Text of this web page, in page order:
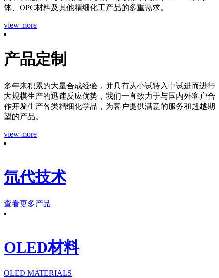
体、OPC材料及其他精细化工产品的多重需求。
view more
产品定制
多年来积累的大量合成经验，并具有从小试转入中试进而进行
大规模生产的迅速反应优势，我们一直致力于与国内外客户合
作开发生产各类精细化学品，为客户提供满意的服务和超越期
望的产品。
view more
氘代技术
查看更多产品
OLED材料
OLED MATERIALS